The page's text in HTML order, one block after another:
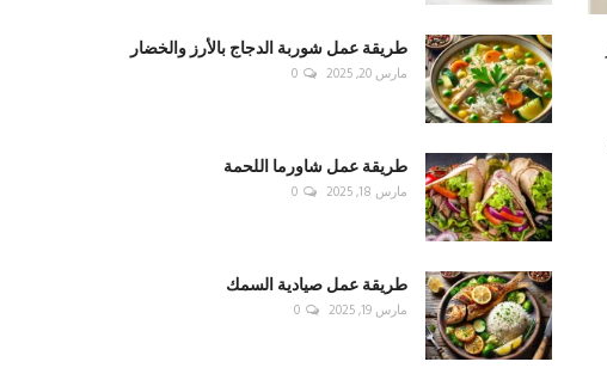
طريقة عمل شوربة الدجاج بالأرز والخضار
مارس 20, 2025 0
طريقة عمل شاورما اللحمة
مارس 18, 2025 0
طريقة عمل صيادية السمك
مارس 19, 2025 0